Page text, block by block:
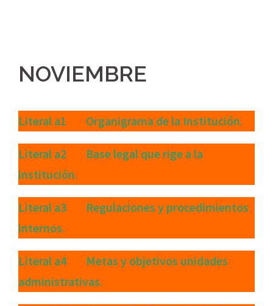
NOVIEMBRE
Literal a1 Organigrama de la Institución.
Literal a2 Base legal que rige a la
institución.
Literal a3 Regulaciones y procedimientos
internos.
Literal a4 Metas y objetivos unidades
administrativas.